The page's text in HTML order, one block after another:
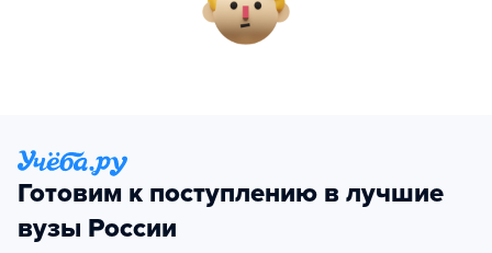
Готовим к поступлению в лучшие
вузы России